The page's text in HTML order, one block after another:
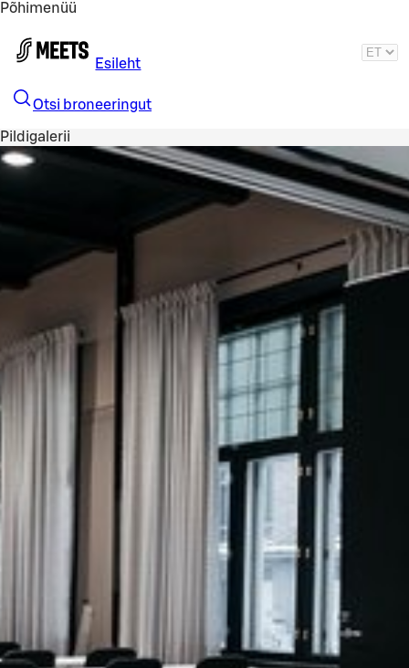
Põhimenüü
Esileht
Otsi broneeringut
Pildigalerii
Vaata pilti 1 / 2